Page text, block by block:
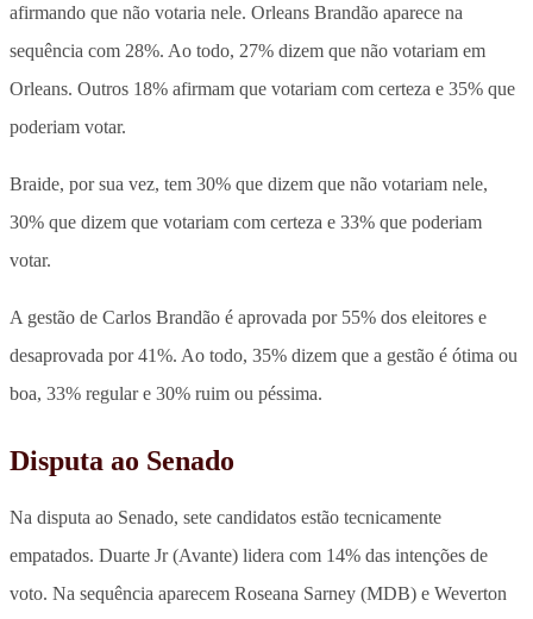
afirmando que não votaria nele. Orleans Brandão aparece na
sequência com 28%. Ao todo, 27% dizem que não votariam em
Orleans. Outros 18% afirmam que votariam com certeza e 35% que
poderiam votar.
Braide, por sua vez, tem 30% que dizem que não votariam nele,
30% que dizem que votariam com certeza e 33% que poderiam
votar.
A gestão de Carlos Brandão é aprovada por 55% dos eleitores e
desaprovada por 41%. Ao todo, 35% dizem que a gestão é ótima ou
boa, 33% regular e 30% ruim ou péssima.
Disputa ao Senado
Na disputa ao Senado, sete candidatos estão tecnicamente
empatados. Duarte Jr (Avante) lidera com 14% das intenções de
voto. Na sequência aparecem Roseana Sarney (MDB) e Weverton